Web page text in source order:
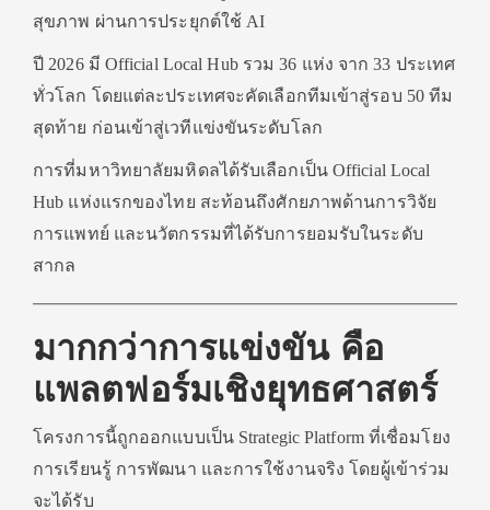
สุขภาพ ผ่านการประยุกต์ใช้ AI
ปี 2026 มี Official Local Hub รวม 36 แห่ง จาก 33 ประเทศ
ทั่วโลก โดยแต่ละประเทศจะคัดเลือกทีมเข้าสู่รอบ 50 ทีม
สุดท้าย ก่อนเข้าสู่เวทีแข่งขันระดับโลก
การที่มหาวิทยาลัยมหิดลได้รับเลือกเป็น Official Local
Hub แห่งแรกของไทย สะท้อนถึงศักยภาพด้านการวิจัย
การแพทย์ และนวัตกรรมที่ได้รับการยอมรับในระดับ
สากล
มากกว่าการแข่งขัน คือ
แพลตฟอร์มเชิงยุทธศาสตร์
โครงการนี้ถูกออกแบบเป็น Strategic Platform ที่เชื่อมโยง
การเรียนรู้ การพัฒนา และการใช้งานจริง โดยผู้เข้าร่วม
จะได้รับ